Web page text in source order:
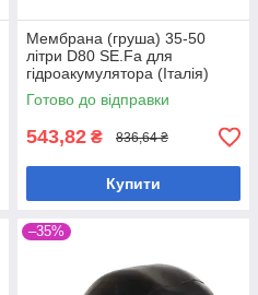
Мембрана (груша) 35-50
літри D80 SE.Fa для
гідроакумулятора (Італія)
Готово до відправки
543,82 ₴ 836,64 ₴
Купити
–35%